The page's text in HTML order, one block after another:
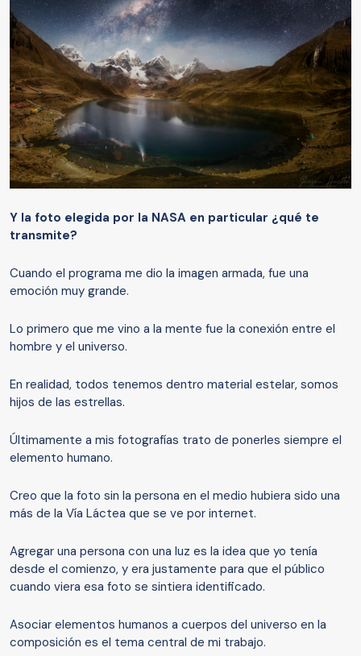
Y la foto elegida por la NASA en particular ¿qué te
transmite?
Cuando el programa me dio la imagen armada, fue una
emoción muy grande.
Lo primero que me vino a la mente fue la conexión entre el
hombre y el universo.
En realidad, todos tenemos dentro material estelar, somos
hijos de las estrellas.
Últimamente a mis fotografías trato de ponerles siempre el
elemento humano.
Creo que la foto sin la persona en el medio hubiera sido una
más de la Vía Láctea que se ve por internet.
Agregar una persona con una luz es la idea que yo tenía
desde el comienzo, y era justamente para que el público
cuando viera esa foto se sintiera identificado.
Asociar elementos humanos a cuerpos del universo en la
composición es el tema central de mi trabajo.